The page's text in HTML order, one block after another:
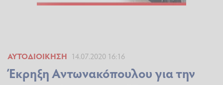
ΑΥΤΟΔΙΟΊΚΗΣΗ 14.07.2020 16:16
Έκρηξη Αντωνακόπουλου για την